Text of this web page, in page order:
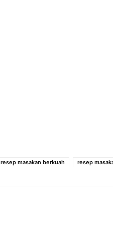
resep masakan berkuah resep